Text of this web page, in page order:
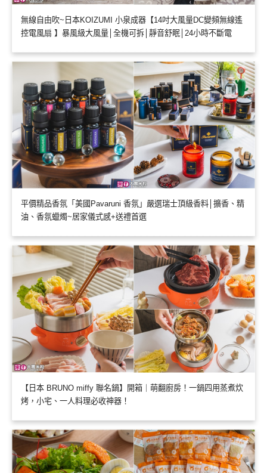
無線自由吹~日本KOIZUMI 小泉成器【14吋大風量DC變頻無線遙
控電風扇 】暴風級大風量│全機可拆│靜音舒眠│24小時不斷電
平價精品香氛「美國Pavaruni 香氛」嚴選瑞士頂級香料│擴香、精
油、香氛蠟燭~居家儀式感+送禮首選
【日本 BRUNO miffy 聯名鍋】開箱｜萌翻廚房！一鍋四用蒸煮炊
烤，小宅、一人料理必收神器！